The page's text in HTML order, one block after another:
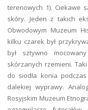
terenowych 1). Ciekawe
skóry. Jeden z takich
Obwodowym Muzeum
kilku czarek był
był sztywno
skórzanych rzemieni.
do siodła konia
dalekiej wyprawy.
Rosyjskim Muzeum